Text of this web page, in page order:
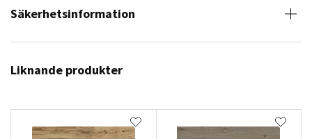
Säkerhetsinformation
Liknande produkter